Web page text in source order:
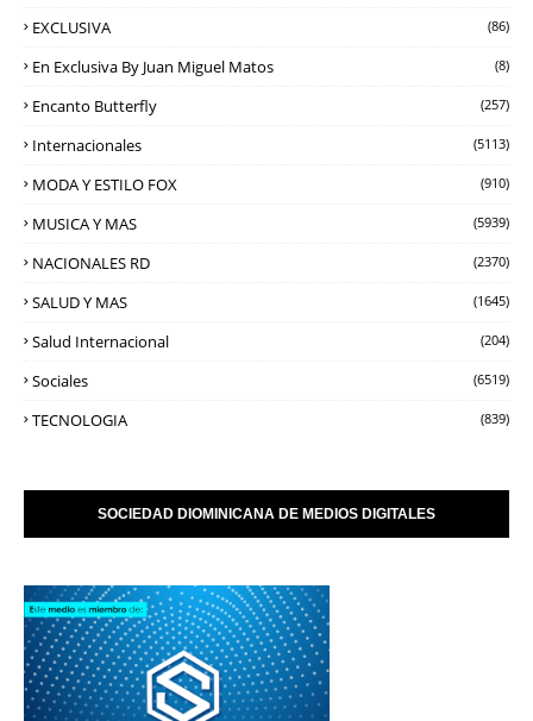
EXCLUSIVA (86)
En Exclusiva By Juan Miguel Matos (8)
Encanto Butterfly (257)
Internacionales (5113)
MODA Y ESTILO FOX (910)
MUSICA Y MAS (5939)
NACIONALES RD (2370)
SALUD Y MAS (1645)
Salud Internacional (204)
Sociales (6519)
TECNOLOGIA (839)
SOCIEDAD DIOMINICANA DE MEDIOS DIGITALES